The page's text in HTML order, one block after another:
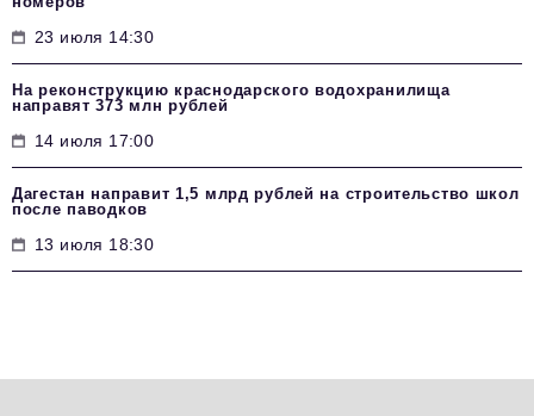
23 июля 14:30
На реконструкцию краснодарского водохранилища
направят 373 млн рублей
14 июля 17:00
Дагестан направит 1,5 млрд рублей на строительство школ
после паводков
13 июля 18:30